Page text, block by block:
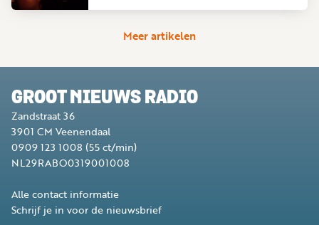
Meer artikelen
GROOT NIEUWS RADIO
Zandstraat 36
3901 CM Veenendaal
0909 123 1008 (55 ct/min)
NL29RABO0319001008
Alle contact informatie
Schrijf je in voor de nieuwsbrief